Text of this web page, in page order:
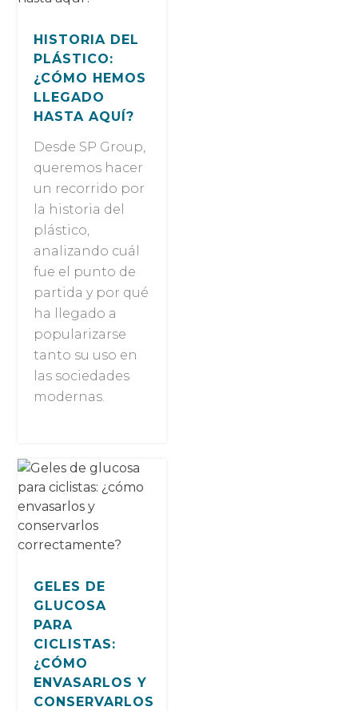
HISTORIA DEL
PLÁSTICO:
¿CÓMO HEMOS
LLEGADO
HASTA AQUÍ?
Desde SP Group,
queremos hacer
un recorrido por
la historia del
plástico,
analizando cuál
fue el punto de
partida y por qué
ha llegado a
popularizarse
tanto su uso en
las sociedades
modernas.
GELES DE
GLUCOSA
PARA
CICLISTAS:
¿CÓMO
ENVASARLOS Y
CONSERVARLOS